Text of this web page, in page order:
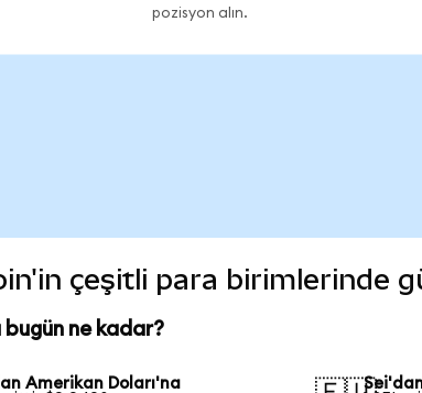
pozisyon alın.
çeşitli para birimlerinde
bugün ne kadar?
Amerikan Doları'na